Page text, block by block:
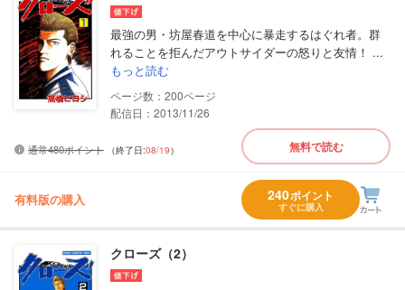
最強の男・坊屋春道を中心に暴走するはぐれ者。群
れることを拒んだアウトサイダーの怒りと友情！ ...
もっと読む
200
配信日：2013/11/26
通常480ポイント （終了日:08/19） 無料で読む
有料版の購入 240ポイント
すぐに購入
クローズ（2）